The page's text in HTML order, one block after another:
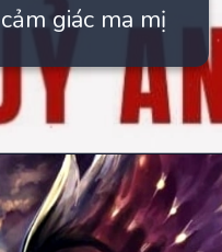
giác ma mị
https://manhua.edu.vn/anh-ac-quy-mau-lanh